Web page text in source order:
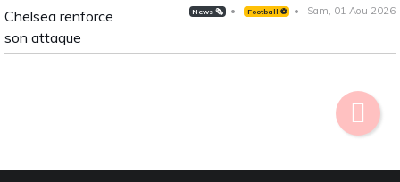
News 🗞️ Football ⚽️ Sam, 01 Aou 2026